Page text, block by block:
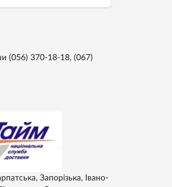
(056) 370-18-18, (067)
Запорізька, Івано-